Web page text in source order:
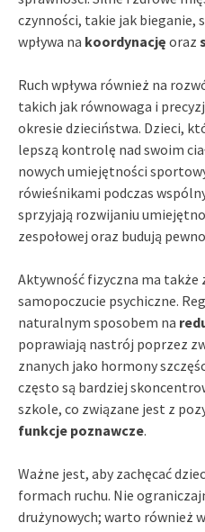
czynności, takie jak bieganie,
wpływa na koordynację oraz
Ruch wpływa również na
takich jak równowaga i
okresie dzieciństwa. Dzieci,
lepszą kontrolę nad swoim
nowych umiejętności
rówieśnikami podczas
sprzyjają rozwijaniu
zespołowej oraz budują
Aktywność fizyczna ma także
samopoczucie psychiczne.
naturalnym sposobem na
poprawiają nastrój poprzez
znanych jako hormony
często są bardziej
szkole, co związane jest z
funkcje poznawcze.
Ważne jest, aby zachęcać
formach ruchu. Nie
drużynowych; warto również